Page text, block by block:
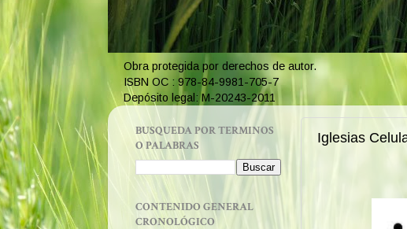
Obra protegida por derechos de autor.
ISBN OC : 978-84-9981-705-7
Depósito legal: M-20243-2011
Iglesias
BUSQUEDA POR TERMINOS
O PALABRAS
CONTENIDO GENERAL
CRONOLÓGICO